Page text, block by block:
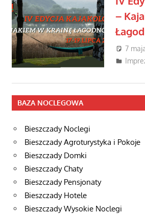
–
7
BAZA NOCLEGOWA
Bieszczady Noclegi
Bieszczady Agroturystyka i Pokoje
Bieszczady Domki
Bieszczady Chaty
Bieszczady Pensjonaty
Bieszczady Hotele
Bieszczady Wysokie Noclegi